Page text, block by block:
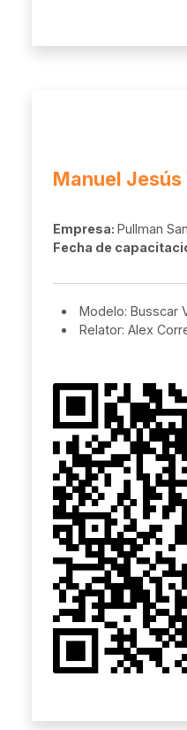
Manuel
Empresa: Pullman
Fecha de
Modelo: Busscar
Relator: Alex